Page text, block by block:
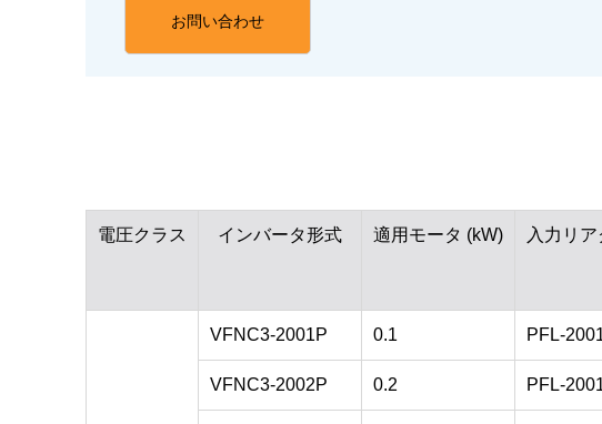
お問い合わせ
電圧クラス インバータ形式 適用モータ (kW) 入力リ
VFNC3-2001P 0.1 PFL-
VFNC3-2002P 0.2 PFL-